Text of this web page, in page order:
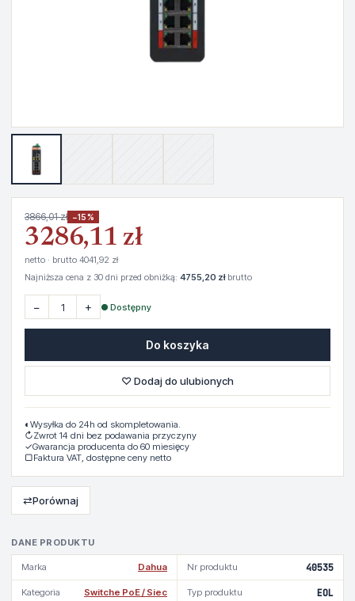
DANE PRODUKTU
Marka Dahua Nr produktu 40535
Kategoria Switche PoE / Siec Typ produktu EOL
3866,01 zł −15%
3286,11 zł
netto · brutto 4041,92 zł
Najniższa cena z 30 dni przed obniżką: 4755,20 złbrutto
− + ● Dostępny
Do koszyka
♡ Dodaj do ulubionych
◐ Wysyłka do 24h od skompletowania.
↻Zwrot 14 dni bez podawania przyczyny
✓Gwarancja producenta do 60 miesięcy
▢Faktura VAT, dostępne ceny netto
⇄Porównaj